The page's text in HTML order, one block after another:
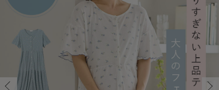
マタニティ スカート
マタニティ トップス
マタニティ アウター（コート）・ママコート
妊婦帯・腹帯・産前ガードル
マタニティ 授乳 キャミソール
産褥ショーツ
マタニティ オフィス 通勤服
マタニティ ドレス（結婚式・お呼ばれ）
マタニティ フォーマル パンツ・ボトムス
【アウトレット】トップス・授乳トップス
【アウトレット】ボトムス
【アウトレット】パジャマ
【アウトレット】インナー
見えてもカワイイ
コットン素材
冷房対策
パンツ
スカート
パジャマ
【37周年祭セール】
【〜10℃】3月中旬
涼しくて可愛い「ワ
レギンス
オフィス
きれいめトップス派
きれいめスカート派
きれいめ美脚パンツ派
ツィード派
マタニティインナー
ベビー
【オフィスカジュア
パンツタイプ
【フォーマル】ボト
【フォーマル】トッ
【ベビー】半袖
【ベビー】グッズ
2WAYオール
コンビ肌着
短肌着
セット
快適ウェア10%OFF
Aライン ・フレアワ
Iライン ・タイトシ
ジャンパースカート/
ワーク・オフィス
〜5,000円（税込）
〜10,000円（税込）
10,001円（税込）〜
女の子におススメの
腹巻・ひざ上パンツ
保温&リカバリー
レギンス・タイツ
赤ちゃんへ使うもの
産後に使うグッズ
【冬のあったか特集
【冬のあったか特集
【冬のあったか特集